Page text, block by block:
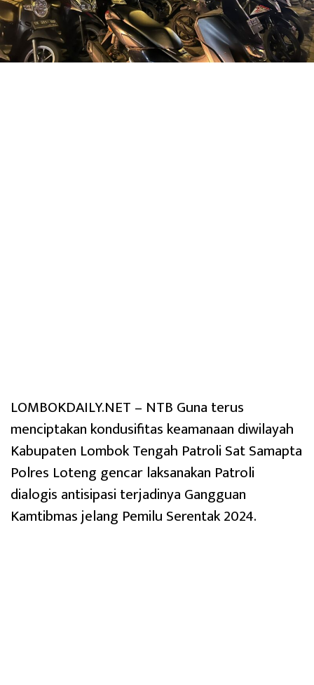
LOMBOKDAILY.NET – NTB Guna terus
menciptakan kondusifitas keamanaan diwilayah
Kabupaten Lombok Tengah Patroli Sat Samapta
Polres Loteng gencar laksanakan Patroli
dialogis antisipasi terjadinya Gangguan
Kamtibmas jelang Pemilu Serentak 2024.